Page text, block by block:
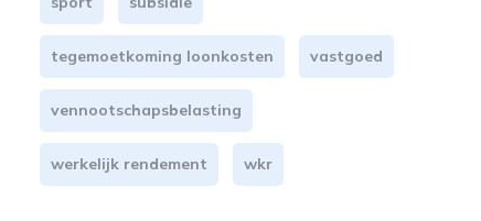
tegemoetkoming loonkosten vastgoed
vennootschapsbelasting
werkelijk rendement wkr